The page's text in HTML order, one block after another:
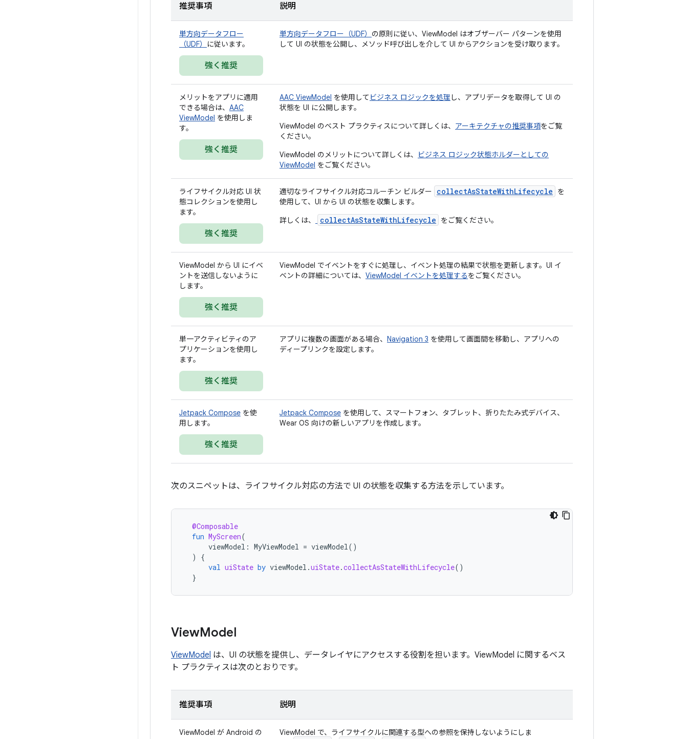
推奨事項 説明
単方向データフロー
（UDF）
に従います。
強く推奨
単方向データフロー（UDF） の原則に従い、ViewModel はオブザーバー パターンを使用
して UI の状態を公開し、メソッド呼び出しを介して UI からアクションを受け取ります。
メリットをアプリに適用
できる場合は、 AAC
ViewModel を使用しま
す。
強く推奨
AAC ViewModel を使用して ビジネス ロジックを処理 し、アプリデータを取得して UI の
状態を UI に公開します。
ViewModel のベスト プラクティスについて詳しくは、 アーキテクチャの推奨事項をご覧
ください。
ViewModel のメリットについて詳しくは、
ビジネス ロジック状態ホルダーとしての
ViewModel をご覧ください。
ライフサイクル対応 UI 状
態コレクションを使用し
ます。
強く推奨
適切なライフサイクル対応コルーチン ビルダー collectAsStateWithLifecycle
を
使用して、UI から UI の状態を収集します。
詳しくは、
collectAsStateWithLifecycle をご覧ください。
ViewModel から UI にイベ
ントを送信しないように
します。
強く推奨
ViewModel でイベントをすぐに処理し、イベント処理の結果で状態を更新します。UI イ
ベントの詳細については、 ViewModel イベントを処理するをご覧ください。
単一アクティビティのア
プリケーションを使用し
ます。
強く推奨
アプリに複数の画面がある場合、 Navigation 3 を使用して画面間を移動し、アプリへの
ディープリンクを設定します。
Jetpack Compose を使
用します。
強く推奨
Jetpack Compose を使用して、スマートフォン、タブレット、折りたたみ式デバイス、
Wear OS 向けの新しいアプリを作成します。
次のスニペットは、ライフサイクル対応の方法で UI の状態を収集する方法を示しています。
@Composable
fun MyScreen(
viewModel : MyViewModel = viewModel()
)
{
val uiState by viewModel .uiState.collectAsStateWithLifecycle()
}
ViewModel
ViewModel は、UI の状態を提供し、データレイヤにアクセスする役割を担います。ViewModel に関するベス
ト プラクティスは次のとおりです。
推奨事項 説明
ViewModel が Android の
ViewModel で、ライフサイクルに関連する型への参照を保持しないようにしま